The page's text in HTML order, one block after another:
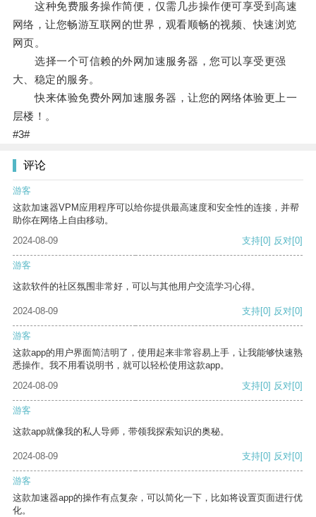
这种免费服务操作简便，仅需几步操作便可享受到高速
网络，让您畅游互联网的世界，观看顺畅的视频、快速浏览
网页。
选择一个可信赖的外网加速服务器，您可以享受更强
大、稳定的服务。
快来体验免费外网加速服务器，让您的网络体验更上一
层楼！。
#3#
评论
游客
这款加速器VPM应用程序可以给你提供最高速度和安全性的连接，并帮
助你在网络上自由移动。
2024-08-09
支持[0] 反对[0]
游客
这款软件的社区氛围非常好，可以与其他用户交流学习心得。
2024-08-09 支持[0] 反对[0]
游客
这款app的用户界面简洁明了，使用起来非常容易上手，让我能够快速熟
悉操作。我不用看说明书，就可以轻松使用这款app。
2024-08-09
支持[0] 反对[0]
游客
这款app就像我的私人导师，带领我探索知识的奥秘。
2024-08-09 支持[0] 反对[0]
游客
这款加速器app的操作有点复杂，可以简化一下，比如将设置页面进行优
化。